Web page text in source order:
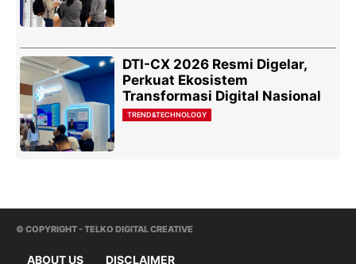
DTI-CX 2026 Resmi Digelar,
Perkuat Ekosistem
Transformasi Digital Nasional
TREND&TECHNOLOGY
© COPYRIGHT - TELKO DIGITAL CREATIVE
ABOUT US DISCLAIMER